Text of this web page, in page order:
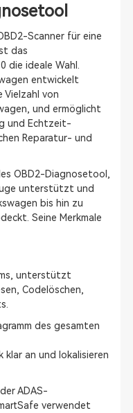
Scanner für eine
das
ideale Wahl.
entwickelt
von
und ermöglicht
und Echtzeit-
Reparatur- und
OBD2-Diagnosetool,
unterstützt und
bis hin zu
Seine Merkmale
unterstützt
Codelöschen,
des gesamten
klar an und lokalisieren
ADAS-
verwendet